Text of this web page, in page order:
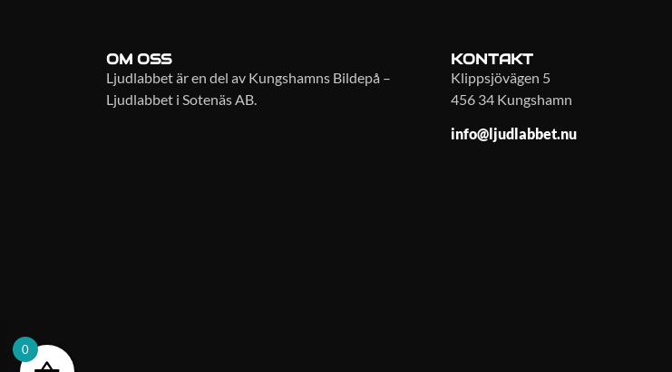
OM OSS
Ljudlabbet är en del av Kungshamns Bildepå –
Ljudlabbet i Sotenäs AB.
KONTAKT
Klippsjövägen 5
456 34 Kungshamn
info@ljudlabbet.nu
0